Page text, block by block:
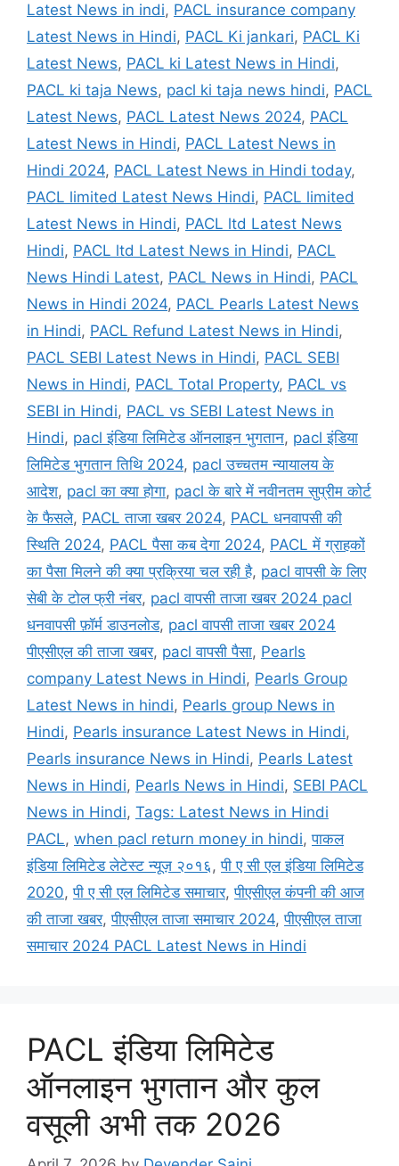
Latest News in indi, PACL insurance company
Latest News in Hindi, PACL Ki jankari, PACL Ki
Latest News, PACL ki Latest News in Hindi,
PACL ki taja News, pacl ki taja news hindi, PACL
Latest News, PACL Latest News 2024, PACL
Latest News in Hindi, PACL Latest News in
Hindi 2024, PACL Latest News in Hindi today,
PACL limited Latest News Hindi, PACL limited
Latest News in Hindi, PACL ltd Latest News
Hindi, PACL ltd Latest News in Hindi, PACL
News Hindi Latest, PACL News in Hindi, PACL
News in Hindi 2024, PACL Pearls Latest News
in Hindi, PACL Refund Latest News in Hindi,
PACL SEBI Latest News in Hindi, PACL SEBI
News in Hindi, PACL Total Property, PACL vs
SEBI in Hindi, PACL vs SEBI Latest News in
Hindi, pacl इंडिया लिमिटेड ऑनलाइन भुगतान, pacl इंडिया
लिमिटेड भुगतान तिथि 2024, pacl उच्चतम न्यायालय के
आदेश, pacl का क्या होगा, pacl के बारे में नवीनतम सुप्रीम कोर्ट
के फैसले, PACL ताजा खबर 2024, PACL धनवापसी की
स्थिति 2024, PACL पैसा कब देगा 2024, PACL में ग्राहकों
का पैसा मिलने की क्या प्रक्रिया चल रही है, pacl वापसी के लिए
सेबी के टोल फ्री नंबर, pacl वापसी ताजा खबर 2024 pacl
धनवापसी फ़ॉर्म डाउनलोड, pacl वापसी ताजा खबर 2024
पीएसीएल की ताजा खबर, pacl वापसी पैसा, Pearls
company Latest News in Hindi, Pearls Group
Latest News in hindi, Pearls group News in
Hindi, Pearls insurance Latest News in Hindi,
Pearls insurance News in Hindi, Pearls Latest
News in Hindi, Pearls News in Hindi, SEBI PACL
News in Hindi, Tags: Latest News in Hindi
PACL, when pacl return money in hindi,पाकल
इंडिया लिमिटेड लेटेस्ट न्यूज़ २०१६,पी ए सी एल इंडिया लिमिटेड
2020,पी ए सी एल लिमिटेड समाचार,पीएसीएल कंपनी की आज
की ताजा खबर,पीएसीएल ताजा समाचार 2024,पीएसीएल ताजा
समाचार 2024 PACL Latest News in Hindi
PACL इंडिया लिमिटेड
ऑनलाइन भुगतान और कुल
वसूली अभी तक 2026